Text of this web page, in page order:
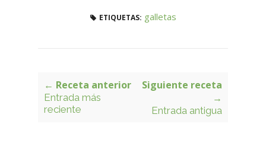
ETIQUETAS: galletas
← Receta anterior
Entrada más
reciente
Siguiente receta
→
Entrada antigua